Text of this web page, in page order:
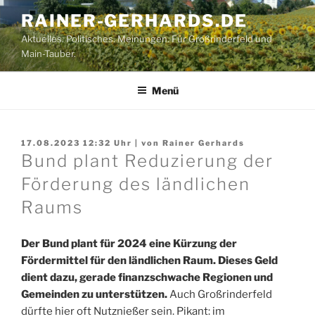
Zum
Inhalt
springen
RAINER-GERHARDS.DE
Aktuelles. Politisches. Meinungen. Für Großrinderfeld und
Main-Tauber.
Menü
17.08.2023 12:32 Uhr | von Rainer Gerhards
Bund plant Reduzierung der
Förderung des ländlichen
Raums
Der Bund plant für 2024 eine Kürzung der
Fördermittel für den ländlichen Raum. Dieses Geld
dient dazu, gerade finanzschwache Regionen und
Gemeinden zu unterstützen.Auch Großrinderfeld
dürfte hier oft Nutznießer sein. Pikant: im